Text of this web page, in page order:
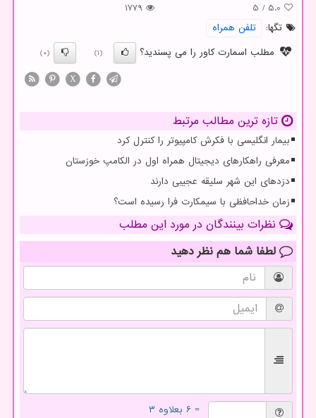
5.0
/
5
1779
تگها:
تلفن همراه
مطلب اسمارت کاور را می پسندید؟
(1)
(0)
X
تازه ترین مطالب مرتبط
بیمار انگلیسی با فکرش کامپیوتر را کنترل کرد
معرفی راهکارهای دیجیتال همراه اول در الکامپ خوزستان
دزدهای این شهر سلیقه عجیبی دارند
زمان خداحافظی با سیمکارت فرا رسیده است؟
نظرات بینندگان در مورد این مطلب
لطفا شما هم نظر دهید
= ۶ بعلاوه ۳